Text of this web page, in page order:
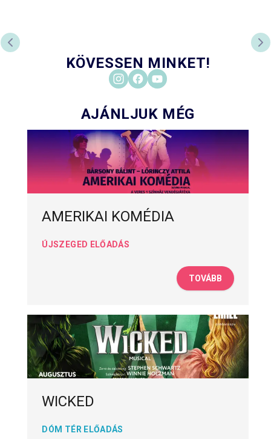
PREVIOUS SLIDE
KÖVESSEN MINKET!
AJÁNLJUK MÉG
AMERIKAI KOMÉDIA
ÚJSZEGED ELŐADÁS
TOVÁBB
WICKED
DÓM TÉR ELŐADÁS